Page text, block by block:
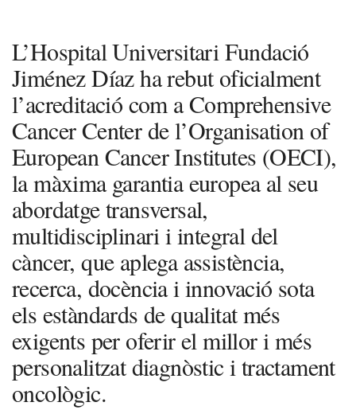
L’Hospital Universitari Fundació
Jiménez Díaz ha rebut oficialment
l’acreditació com a Comprehensive
Cancer Center de l’Organisation of
European Cancer Institutes (OECI),
la màxima garantia europea al seu
abordatge transversal,
multidisciplinari i integral del
càncer, que aplega assistència,
recerca, docència i innovació sota
els estàndards de qualitat més
exigents per oferir el millor i més
personalitzat diagnòstic i tractament
oncològic.